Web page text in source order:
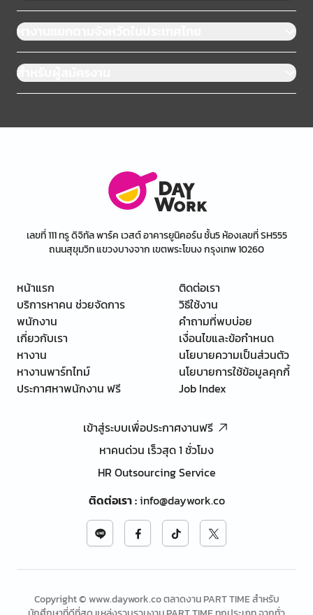
หางานแยกตามจังหวัดในประเทศไทย
สำหรับผู้สมัครงาน
เลขที่ 111 ทรู ดิจิทัล พาร์ค เวสต์ อาคารยูนิคอร์น ชั้น5 ห้องเลขที่ SH555
ถนนสุขุมวิท แขวงบางจาก เขตพระโขนง กรุงเทพ 10260
หน้าแรก
บริการหาคน ช่วยจัดการ
พนักงาน
เกี่ยวกับเรา
หางาน
หางานพาร์ทไทม์
ประกาศหาพนักงาน ฟรี
ติดต่อเรา
วิธีใช้งาน
คำถามที่พบบ่อย
เงื่อนไขและข้อกำหนด
นโยบายความเป็นส่วนตัว
นโยบายการใช้ข้อมูลคุกกี้
Job Index
เข้าสู่ระบบเพื่อประกาศงานฟรี
หาคนด่วน เร็วสุด 1 ชั่วโมง
HR Outsourcing Service
ติดต่อเรา:info@daywork.co
Copyright © www.daywork.co ตลาดงาน PART TIME สำหรับ